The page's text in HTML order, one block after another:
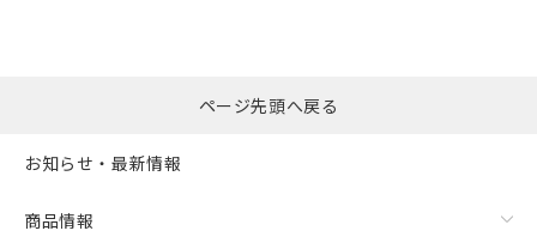
ページ先頭へ戻る
お知らせ・最新情報
商品情報